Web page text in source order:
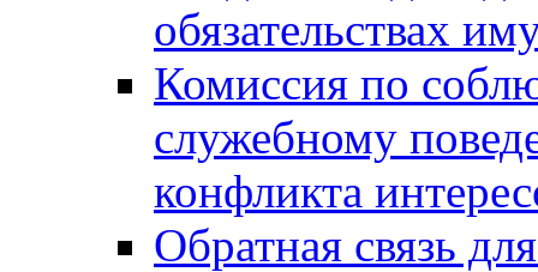
обязательствах
Комиссия по
служебному
конфликта
Обратная связь